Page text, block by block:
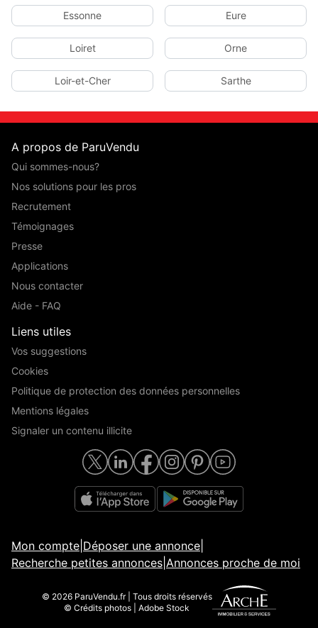
Essonne Eure
Loiret Orne
Loir-et-Cher Sarthe
A propos de ParuVendu
Qui sommes-nous?
Nos solutions pour les pros
Recrutement
Témoignages
Presse
Applications
Nous contacter
Aide - FAQ
Liens utiles
Vos suggestions
Cookies
Politique de protection des données personnelles
Mentions légales
Signaler un contenu illicite
Mon compte Déposer une annonce
Recherche petites annonces Annonces proche de moi
© 2026 ParuVendu.fr | Tous droits réservés
© Crédits photos | Adobe Stock